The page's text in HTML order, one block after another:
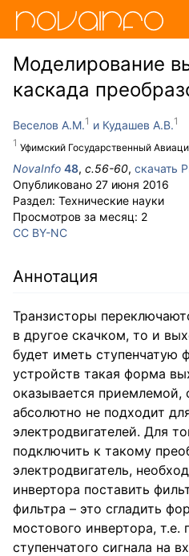
Моделирование
каскада
Веселов А.М.
Уфимский Государственный
Кудашев А.В.
NovaInfo 48, с.56-60, скачать
Опубликовано 27 июня 2016
Раздел: Технические науки
Просмотров за месяц: 2
CC BY-NC
Аннотация
Транзисторы
в другое скачком, то и
будет иметь ступенчатую
устройств такая форма
оказывается приемлемой,
абсолютно не подходит
электродвигателей. Для
подключить к такому
электродвигатель,
инвертора поставить
фильтра – это сгладить
мостового инвертора, т.е.
ступенчатого сигнала на